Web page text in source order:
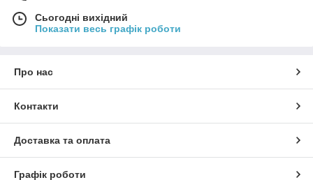
Сьогодні вихідний
Показати весь графік роботи
Про нас
Контакти
Доставка та оплата
Графік роботи